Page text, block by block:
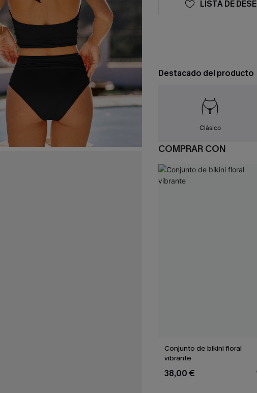
LISTA DE
Destacado del producto
Clásico
COMPRAR CON
Conjunto de bikini floral
vibrante
38,00 €